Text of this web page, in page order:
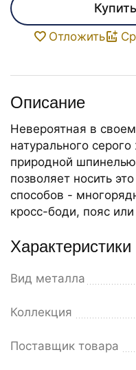
Отложить
Описание
Невероятная в
натурального
природной
позволяет носить
способов -
кросс-боди, пояс
Вид металла
Коллекция
Поставщик товара